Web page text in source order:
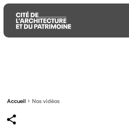
principal
principal
recherche
Accueil Nos vidéos